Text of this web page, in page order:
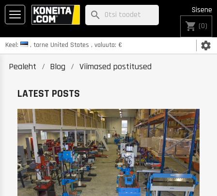
Keel: , tarne United States , valuuta: € settings
Sisene
shopping_cart (0)
search
Pealeht Blog Viimased postitused
LATEST POSTS